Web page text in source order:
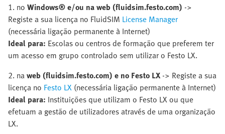
1. no Windows® e/ou na web (fluidsim.festo.com) ->
Registe a sua licença no FluidSIM License Manager
(necessária ligação permanente à Internet)
Ideal para: Escolas ou centros de formação que preferem ter
um acesso em grupo controlado sem utilizar o Festo LX.
2. naweb (fluidsim.festo.com) e no Festo LX-> Registe a sua
licença no Festo LX (necessária ligação permanente à Internet)
Ideal para: Instituições que utilizam o Festo LX ou que
efetuam a gestão de utilizadores através de uma organização
LX.